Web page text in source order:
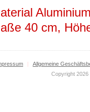
40 cm,
|
Allgemeine
Copyright 2026